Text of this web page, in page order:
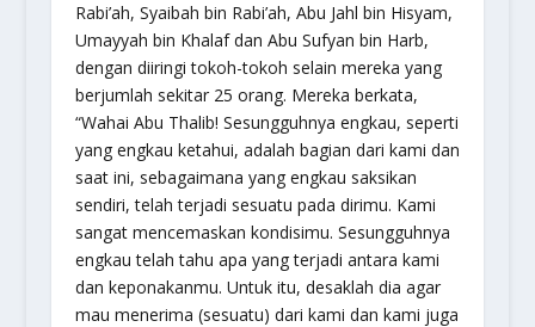
Rabi’ah, Syaibah bin Rabi’ah, Abu Jahl bin Hisyam,
Umayyah bin Khalaf dan Abu Sufyan bin Harb,
dengan diiringi tokoh-tokoh selain mereka yang
berjumlah sekitar 25 orang. Mereka berkata,
“Wahai Abu Thalib! Sesungguhnya engkau, seperti
yang engkau ketahui, adalah bagian dari kami dan
saat ini, sebagaimana yang engkau saksikan
sendiri, telah terjadi sesuatu pada dirimu. Kami
sangat mencemaskan kondisimu. Sesungguhnya
engkau telah tahu apa yang terjadi antara kami
dan keponakanmu. Untuk itu, desaklah dia agar
mau menerima (sesuatu) dari kami dan kami juga